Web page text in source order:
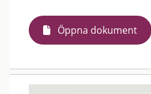
Öppna dokument